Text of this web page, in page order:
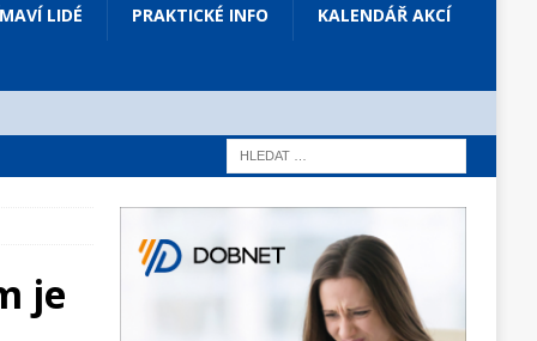
LIDÉ PRAKTICKÉ INFO KALENDÁŘ AKCÍ
je